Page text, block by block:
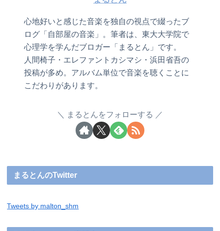
心地好いと感じた音楽を独自の視点で綴ったブ
ログ「自部屋の音楽」。筆者は、東大大学院で
心理学を学んだブロガー「まるとん」です。
人間椅子・エレファントカシマシ・浜田省吾の
投稿が多め。アルバム単位で音楽を聴くことに
こだわりがあります。
まるとんをフォローする
まるとんのTwitter
Tweets by malton_shm